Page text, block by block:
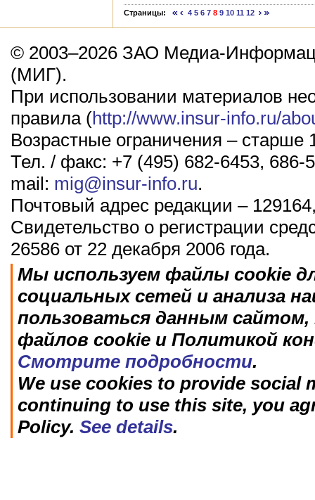
Страницы: 4 5 6 7 8 9 10 11 12
© 2003–2026 ЗАО Медиа-
(МИГ).
При использовании материалов
правила (http://www.insur-info.ru/
Возрастные ограничения – старше
Тел. / факс: +7 (495) 682-6453, 686-
mail: mig@insur-info.ru.
Почтовый адрес редакции –
Свидетельство о регистрации
26586 от 22 декабря 2006 года.
Мы используем файлы cookie
социальных сетей и анализа
пользоваться данным
файлов cookie и Политикой
Смотрите подробности.
We use cookies to provide social
continuing to use this site, you
Policy. See details.